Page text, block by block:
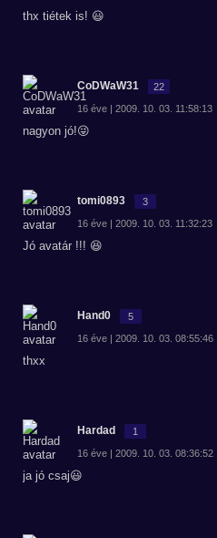
thx tiétek is! 😃
CoDWaW31 22
16 éve | 2009. 10. 03. 11:58:13
nagyon jó!😜
tomi0893 3
16 éve | 2009. 10. 03. 11:32:23
Jó avatár !!! 😆
Hand0 5
16 éve | 2009. 10. 03. 08:55:46
thxx
Hardad 1
16 éve | 2009. 10. 03. 08:36:52
ja jó csaj😃